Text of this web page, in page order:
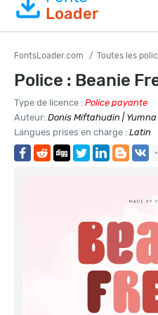
Loader
FontsLoader.com Toutes les
Police : Beanie
Type de licence : Police payante
Auteur: Donis Miftahudin | Yumna
Langues prises en charge : Latin